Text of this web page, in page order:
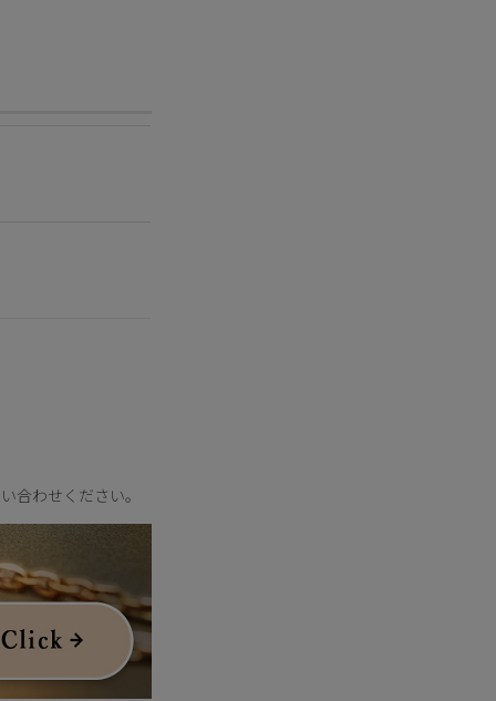
をほぼ含まずに作ら
きに。
合わせください。